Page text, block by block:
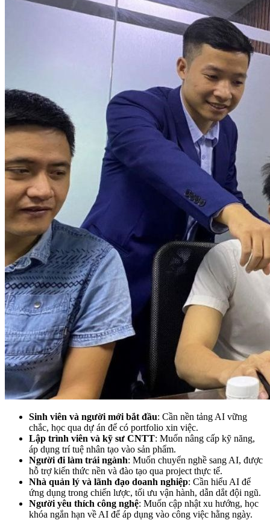
Sinh viên và người mới bắt đầu: Cần nền tảng AI vững
chắc, học qua dự án để có portfolio xin việc.
Lập trình viên và kỹ sư CNTT: Muốn nâng cấp kỹ năng,
áp dụng trí tuệ nhân tạo vào sản phẩm.
Người đi làm trái ngành: Muốn chuyển nghề sang AI, được
hỗ trợ kiến thức nền và đào tạo qua project thực tế.
Nhà quản lý và lãnh đạo doanh nghiệp: Cần hiểu AI để
ứng dụng trong chiến lược, tối ưu vận hành, dẫn dắt đội ngũ.
Người yêu thích công nghệ: Muốn cập nhật xu hướng, học
khóa ngắn hạn về AI để áp dụng vào công việc hằng ngày.